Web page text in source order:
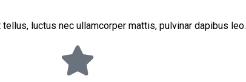
luctus nec ullamcorper mattis, pulvinar dapibus leo.